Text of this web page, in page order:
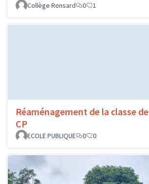
Collège Ronsard
0 1
Réaménagement de la classe de
CP
ECOLE PUBLIQUE
0 0